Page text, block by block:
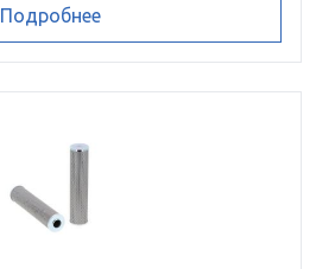
Подробнее